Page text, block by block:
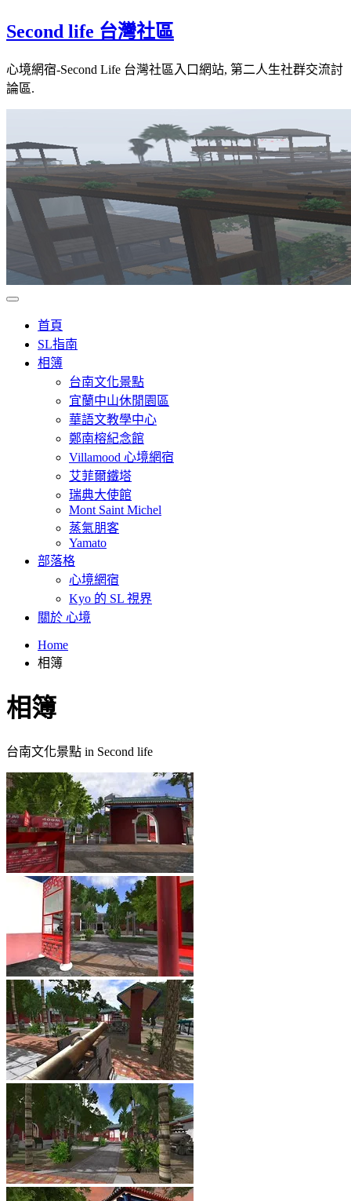
to
Second life 台灣社區
心境網宿-Second Life 台灣社區入口網站, 第二人生社群交流討
論區.
首頁
SL指南
相簿
台南文化景點
宜蘭中山休閒園區
華語文教學中心
鄭南榕紀念館
Villamood 心境網宿
艾菲爾鐵塔
瑞典大使館
Mont Saint Michel
蒸氣朋客
Yamato
部落格
心境網宿
Kyo 的 SL 視界
關於 心境
Home
相簿
相簿
台南文化景點 in Second life